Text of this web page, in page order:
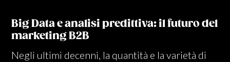
Big Data e analisi predittiva: il futuro del
marketing B2B
Negli ultimi decenni, la quantità e la varietà di